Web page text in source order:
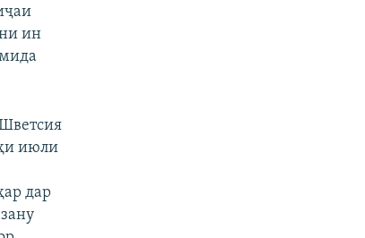
ин
июли
дар